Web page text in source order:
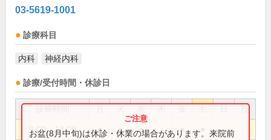
03-5619-1001
診療科目
内科 神経内科
診療/受付時間・休診日
祝
9:00～13:00 ● ● ● ●
お盆(8月中旬)は休診・休業の場合があります。来院前